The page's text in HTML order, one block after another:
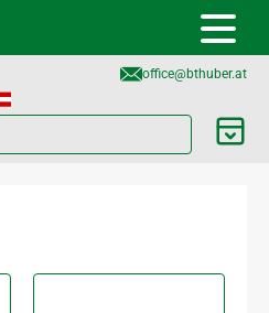
office@bthuber.at​